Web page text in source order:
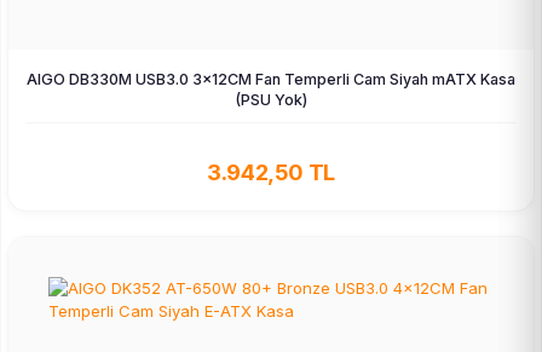
AIGO DB330M USB3.0 3×12CM Fan Temperli Cam Siyah mATX Kasa
(PSU Yok)
3.942,50 TL